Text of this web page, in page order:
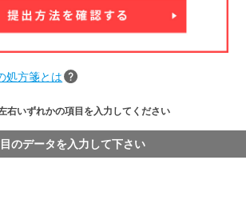
処方箋とは
右いずれかの項目を入力してください
のデータを入力して下さい